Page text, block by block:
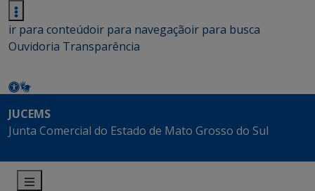
ir para conteúdoir para navegaçãoir para busca
Ouvidoria Transparência
JUCEMS
Junta Comercial do Estado de Mato Grosso do Sul